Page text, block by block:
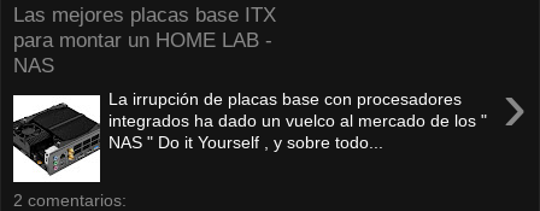
Las mejores placas base ITX
para montar un HOME LAB -
NAS
›
La irrupción de placas base con procesadores
integrados ha dado un vuelco al mercado de los "
NAS " Do it Yourself , y sobre todo...
2 comentarios: